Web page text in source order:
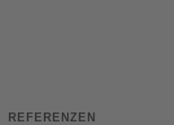
REFERENZEN